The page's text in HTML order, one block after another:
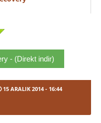
- (Direkt indir)
15 ARALIK 2014- 16:44